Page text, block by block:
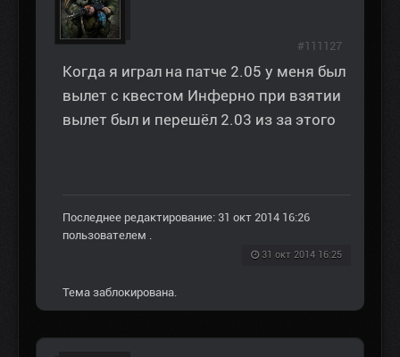
Когда я играл на патче 2.05 у меня был
вылет с квестом Инферно при взятии
вылет был и перешёл 2.03 из за этого
Последнее редактирование: 31 окт 2014 16:26
пользователем .
31 окт 2014 16:25
#111127
Тема заблокирована.